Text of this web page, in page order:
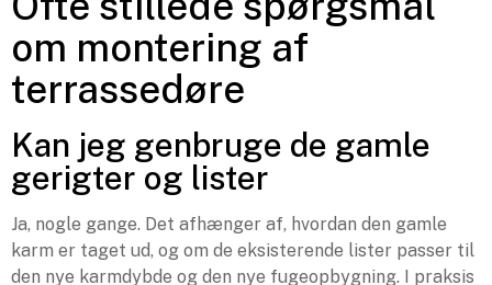
om montering af
terrassedøre
Kan jeg genbruge de gamle
gerigter og lister
Ja, nogle gange. Det afhænger af, hvordan den gamle
karm er taget ud, og om de eksisterende lister passer til
den nye karmdybde og den nye fugeopbygning. I praksis